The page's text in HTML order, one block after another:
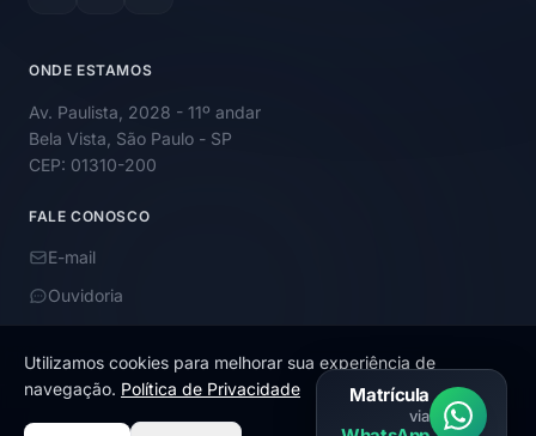
ONDE ESTAMOS
Av. Paulista, 2028 - 11º andar
Bela Vista, São Paulo - SP
CEP: 01310-200
FALE CONOSCO
E-mail
Ouvidoria
© 2026 Academy Educação. Todos os direitos reservados.
Matrícula
via
Utilizamos cookies para melhorar sua experiência de
navegação. Política de Privacidade